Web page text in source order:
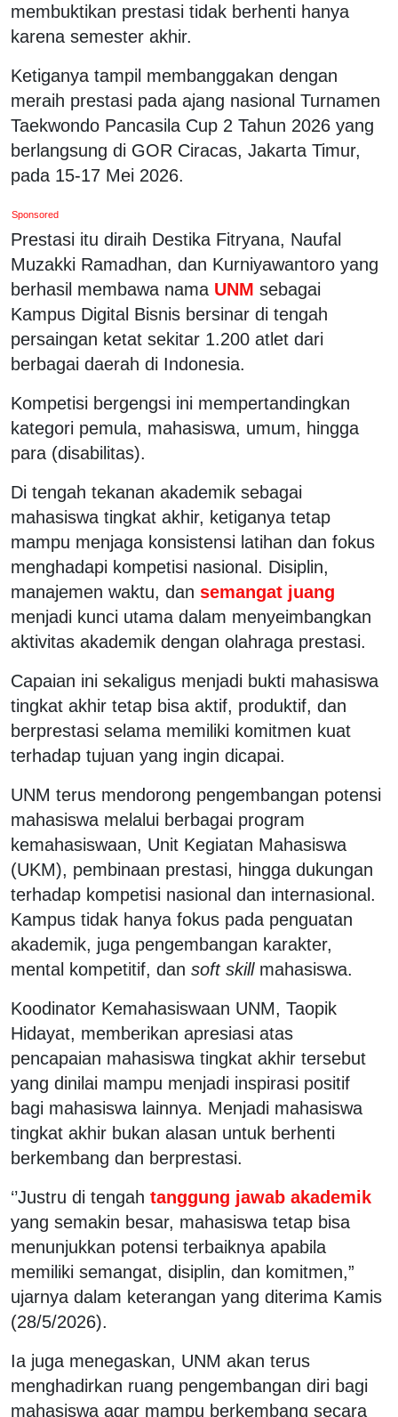
membuktikan prestasi tidak berhenti hanya
karena semester akhir.
Ketiganya tampil membanggakan dengan
meraih prestasi pada ajang nasional Turnamen
Taekwondo Pancasila Cup 2 Tahun 2026 yang
berlangsung di GOR Ciracas, Jakarta Timur,
pada 15-17 Mei 2026.
Sponsored
Prestasi itu diraih Destika Fitryana, Naufal
Muzakki Ramadhan, dan Kurniyawantoro yang
berhasil membawa nama UNM sebagai
Kampus Digital Bisnis bersinar di tengah
persaingan ketat sekitar 1.200 atlet dari
berbagai daerah di Indonesia.
Kompetisi bergengsi ini mempertandingkan
kategori pemula, mahasiswa, umum, hingga
para (disabilitas).
Di tengah tekanan akademik sebagai
mahasiswa tingkat akhir, ketiganya tetap
mampu menjaga konsistensi latihan dan fokus
menghadapi kompetisi nasional. Disiplin,
manajemen waktu, dan semangat juang
menjadi kunci utama dalam menyeimbangkan
aktivitas akademik dengan olahraga prestasi.
Capaian ini sekaligus menjadi bukti mahasiswa
tingkat akhir tetap bisa aktif, produktif, dan
berprestasi selama memiliki komitmen kuat
terhadap tujuan yang ingin dicapai.
UNM terus mendorong pengembangan potensi
mahasiswa melalui berbagai program
kemahasiswaan, Unit Kegiatan Mahasiswa
(UKM), pembinaan prestasi, hingga dukungan
terhadap kompetisi nasional dan internasional.
Kampus tidak hanya fokus pada penguatan
akademik, juga pengembangan karakter,
mental kompetitif, dan soft skillmahasiswa.
Koodinator Kemahasiswaan UNM, Taopik
Hidayat, memberikan apresiasi atas
pencapaian mahasiswa tingkat akhir tersebut
yang dinilai mampu menjadi inspirasi positif
bagi mahasiswa lainnya. Menjadi mahasiswa
tingkat akhir bukan alasan untuk berhenti
berkembang dan berprestasi.
‘’Justru di tengah tanggung jawab akademik
yang semakin besar, mahasiswa tetap bisa
menunjukkan potensi terbaiknya apabila
memiliki semangat, disiplin, dan komitmen,”
ujarnya dalam keterangan yang diterima Kamis
(28/5/2026).
Ia juga menegaskan, UNM akan terus
menghadirkan ruang pengembangan diri bagi
mahasiswa agar mampu berkembang secara